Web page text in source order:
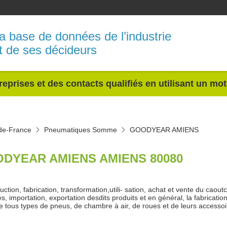
base de données de l’industrie
de ses décideurs
et des contacts qualifiés en utilisant un
France Pneumatiques Somme GOODYEAR AMIENS
AMIENS AMIENS 80080
fabrication, transformation,utili- sation, achat et vente du
importation, exportation desdits produits et en général, la
tous types de pneus, de chambre à air, de roues et de leurs